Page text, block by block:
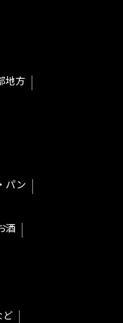
地方
パン
酒
ど